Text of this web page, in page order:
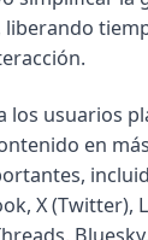
liberando
los usuarios
en
X (Twitter),